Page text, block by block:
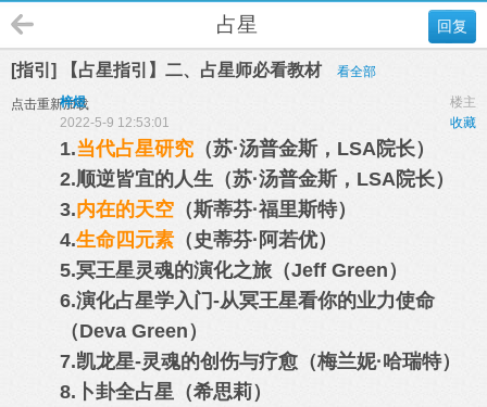
回复
占星
[指引] 【占星指引】二、占星师必看教材 看全部
点击重新加载 楼主
梓煜
收藏
2022-5-9 12:53:01
1.当代占星研究 （苏·汤普金斯，LSA院长）
2.顺逆皆宜的人生（苏·汤普金斯，LSA院长）
3.内在的天空 （斯蒂芬·福里斯特）
4.生命四元素 （史蒂芬·阿若优）
5.冥王星灵魂的演化之旅（Jeff Green）
6.演化占星学入门-从冥王星看你的业力使命
（Deva Green）
7.凯龙星-灵魂的创伤与疗愈（梅兰妮·哈瑞特）
8.卜卦全占星（希思莉）